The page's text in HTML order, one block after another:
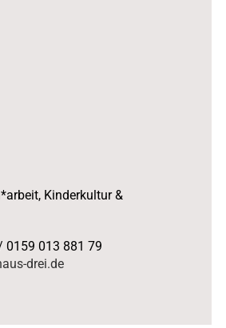
Kinderkultur &
0159 013 881 79
drei.de